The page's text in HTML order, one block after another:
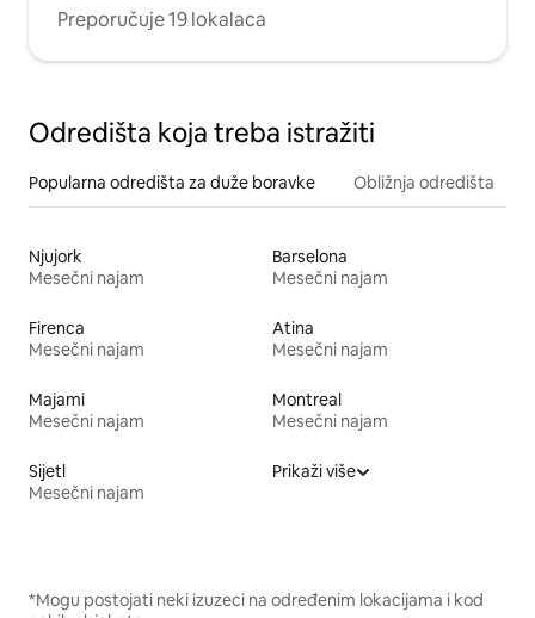
Preporučuje 19 lokalaca
Odredišta koja treba istražiti
Popularna odredišta za duže boravke Obližnja odredišta
Njujork
Mesečni najam
Barselona
Mesečni najam
Firenca
Mesečni najam
Atina
Mesečni najam
Majami
Mesečni najam
Montreal
Mesečni najam
Sijetl
Mesečni najam
Prikaži više
*Mogu postojati neki izuzeci na određenim lokacijama i kod